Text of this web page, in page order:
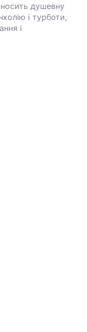
душевну
і турботи,
і